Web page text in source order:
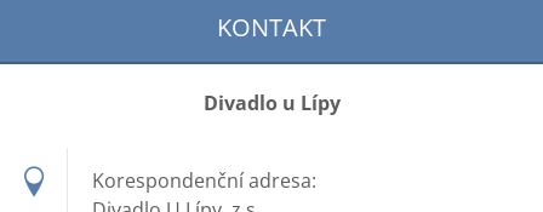
KONTAKT
Divadlo u Lípy
Korespondenční adresa: